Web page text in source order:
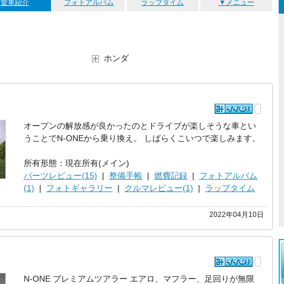
愛車紹介 フォトアルバム ラップタイム ▼メニュー
ホンダ
オープンの解放感が良かったのとドライブが楽しそうな車とい
うことでN-ONEから乗り換え。 しばらくこいつで楽しみます。
所有形態：現在所有(メイン)
パーツレビュー(15) | 整備手帳| 燃費記録| フォトアルバム
(1) | フォトギャラリー | クルマレビュー(1) | ラップタイム
2022年04月10日
N-ONE プレミアムツアラー エアロ、マフラー、足回りが無限